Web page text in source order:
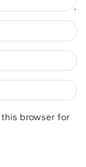
this browser for